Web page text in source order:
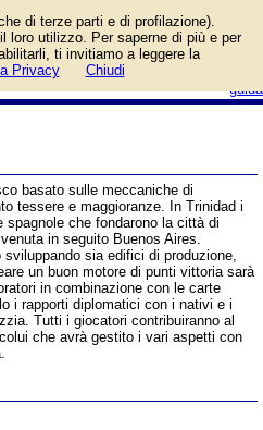
guida
Deluxe e prezzo di
vendita. Prodotto da
basato sulle meccaniche di
tessere e maggioranze. In Trinidad i
che fondarono la città di
in seguito Buenos Aires.
sia edifici di produzione,
un buon motore di punti vittoria sarà
in combinazione con le carte
i rapporti diplomatici con i nativi e i
Tutti i giocatori contribuiranno al
che avrà gestito i vari aspetti con
di terze parti e di profilazione).
loro utilizzo. Per saperne di più e per
ti invitiamo a leggere la
Privacy Chiudi